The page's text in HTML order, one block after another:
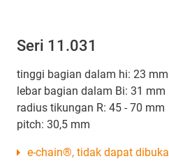
Seri 11.031
tinggi bagian dalam hi: 23 mm
lebar bagian dalam Bi: 31 mm
radius tikungan R: 45 - 70 mm
pitch: 30,5 mm
e-chain®, tidak dapat dibuka